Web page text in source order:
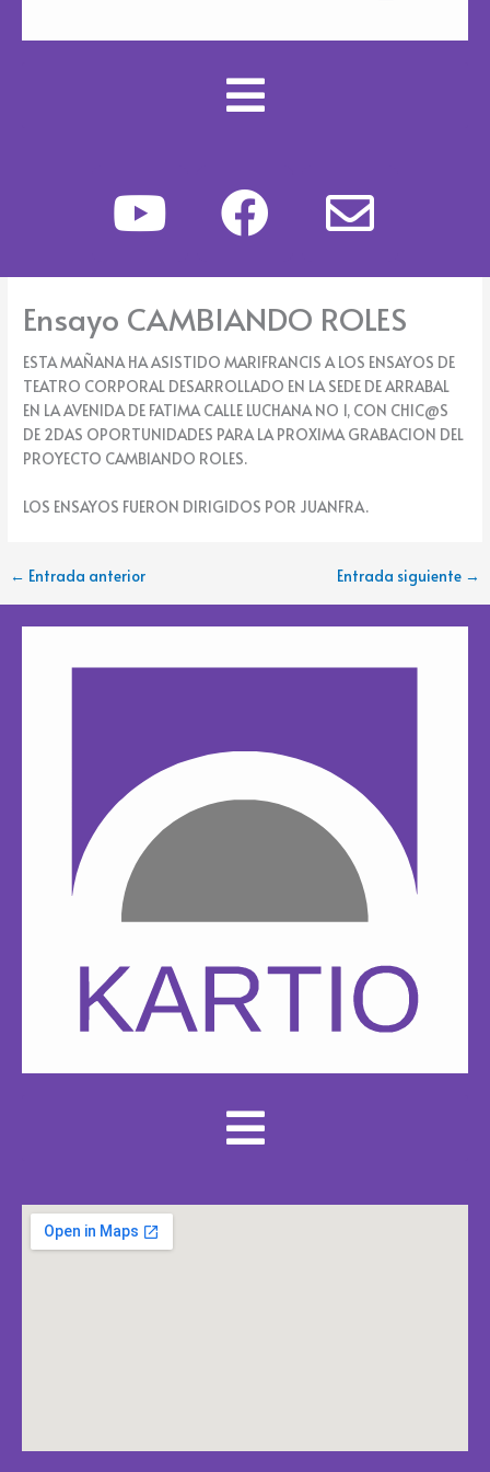
Y
o
u
t
u
b
e
F
a
c
e
b
o
o
k
E
n
v
e
l
o
p
e
Ensayo CAMBIANDO ROLES
ESTA MAÑANA HA ASISTIDO MARIFRANCIS A LOS ENSAYOS DE
TEATRO CORPORAL DESARROLLADO EN LA SEDE DE ARRABAL
EN LA AVENIDA DE FATIMA CALLE LUCHANA NO 1, CON CHIC@S
DE 2DAS OPORTUNIDADES PARA LA PROXIMA GRABACION DEL
PROYECTO CAMBIANDO ROLES.
LOS ENSAYOS FUERON DIRIGIDOS POR JUANFRA.
← Entrada anterior Entrada siguiente →